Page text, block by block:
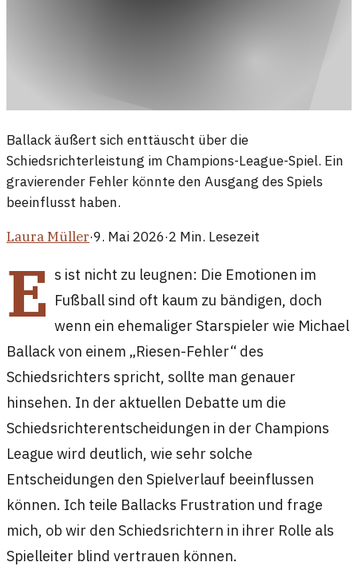
Ballack äußert sich enttäuscht über die
Schiedsrichterleistung im Champions-League-Spiel. Ein
gravierender Fehler könnte den Ausgang des Spiels
beeinflusst haben.
Laura Müller·9. Mai 2026·2 Min. Lesezeit
E s ist nicht zu leugnen: Die Emotionen im
Fußball sind oft kaum zu bändigen, doch
wenn ein ehemaliger Starspieler wie Michael
Ballack von einem „Riesen-Fehler“ des
Schiedsrichters spricht, sollte man genauer
hinsehen. In der aktuellen Debatte um die
Schiedsrichterentscheidungen in der Champions
League wird deutlich, wie sehr solche
Entscheidungen den Spielverlauf beeinflussen
können. Ich teile Ballacks Frustration und frage
mich, ob wir den Schiedsrichtern in ihrer Rolle als
Spielleiter blind vertrauen können.